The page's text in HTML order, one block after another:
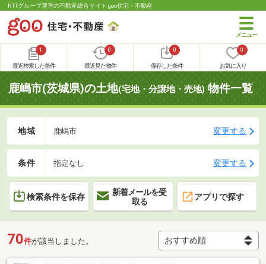
NTTグループ運営の不動産総合サイト goo住宅・不動産
1
最近検索した条件
0
最近見た物件
0
保存した条件
0
お気に入り
鹿嶋市(茨城県)の土地(宅地・分譲地・売地) 物件一覧
地域 鹿嶋市 変更する
条件 指定なし 変更する
検索条件を保存
新着メールを受
取る
アプリで探す
70件が該当しました。